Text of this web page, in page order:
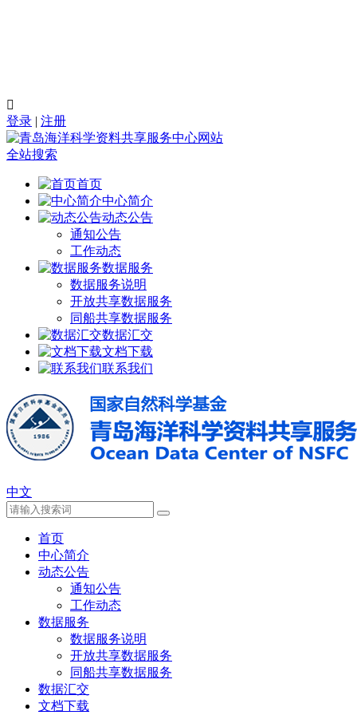

登录 | 注册
全站搜索
首页
中心简介
动态公告
通知公告
工作动态
数据服务
数据服务说明
开放共享数据服务
同船共享数据服务
数据汇交
文档下载
联系我们
中文
首页
中心简介
动态公告
通知公告
工作动态
数据服务
数据服务说明
开放共享数据服务
同船共享数据服务
数据汇交
文档下载